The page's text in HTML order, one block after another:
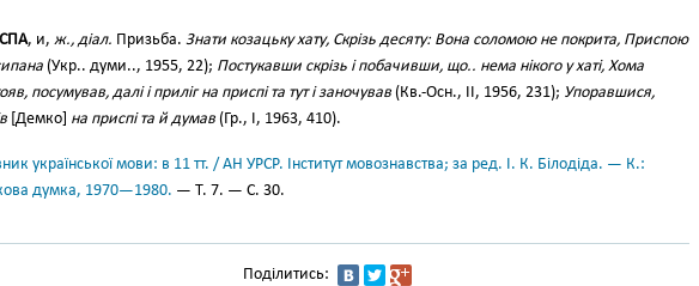
, и, ж., діал. Призьба. Знати козацьку хату, Скрізь десяту: Вона соломою не покрита, Приспою
(Укр.. думи.., 1955, 22); Постукавши скрізь і побачивши, що.. нема нікого у хаті, Хома
посумував, далі і приліг на приспі та тут і заночував (Кв.-Осн., II, 1956, 231); Упоравшися,
[Демко] на приспі та й думав (Гр., І, 1963, 410).
української мови: в 11 тт. / АН УРСР. Інститут мовознавства; за ред. І. К. Білодіда. — К.:
думка, 1970—1980. — Т. 7. — С. 30.
Поділитись: